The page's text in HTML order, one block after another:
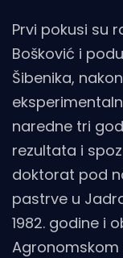
Prvi pokusi su
Bošković i
Šibenika,
naredne tri
rezultata i
doktorat pod
pastrve u
1982. godine i
Agronomskom